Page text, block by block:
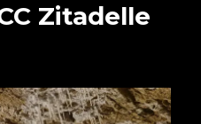
Zitadelle